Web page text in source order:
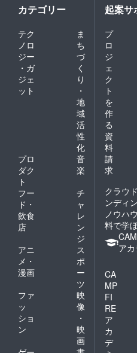
カテゴリー
テク
ノロ
ジー
・ガ
ジェ
ット
ま
ち
づ
く
り
・
地
域
活
性
化
プロ
ダク
ト
音
楽
フー
ド・
飲食
店
チ
ャ
レ
ン
ジ
アニ
メ・
漫画
ス
ポ
ー
ツ
ファ
ッ
ショ
ン
映
像
・
映
画
起案サ
プ
ロ
ジ
ェ
ク
ト
を
作
る
資
料
請
求
クラウ
ンディ
ノウハ
料で学
ア
CA
MP
FI
RE
ア
カ
デ